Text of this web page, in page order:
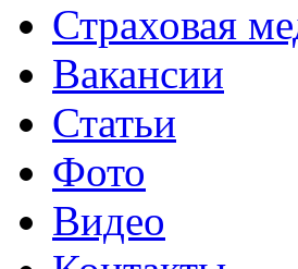
Страховая
Вакансии
Статьи
Фото
Видео